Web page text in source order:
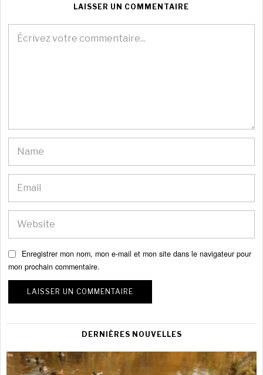
LAISSER UN COMMENTAIRE
Enregistrer mon nom, mon e-mail et mon site dans le navigateur pour
mon prochain commentaire.
DERNIÈRES NOUVELLES